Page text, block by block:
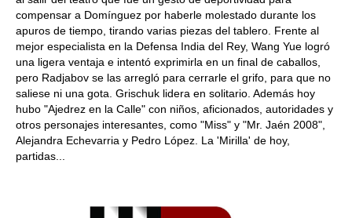
compensar a Domínguez por haberle molestado durante los
apuros de tiempo, tirando varias piezas del tablero. Frente al
mejor especialista en la Defensa India del Rey, Wang Yue logró
una ligera ventaja e intentó exprimirla en un final de caballos,
pero Radjabov se las arregló para cerrarle el grifo, para que no
saliese ni una gota. Grischuk lidera en solitario. Además hoy
hubo "Ajedrez en la Calle" con niños, aficionados, autoridades y
otros personajes interesantes, como "Miss" y "Mr. Jaén 2008",
Alejandra Echevarria y Pedro López. La 'Mirilla' de hoy,
partidas...